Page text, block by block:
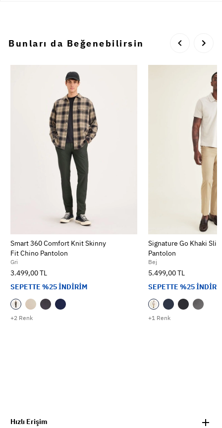
Bunları da Beğenebilirsin
+2 Renk
Smart 360 Comfort Knit Skinny
Fit Chino Pantolon
Gri
3.499,00 TL
SEPETTE %25 İNDİRİM
+1 Renk
Signature Go Khaki
Pantolon
Bej
5.499,00 TL
SEPETTE %25
Hızlı Erişim